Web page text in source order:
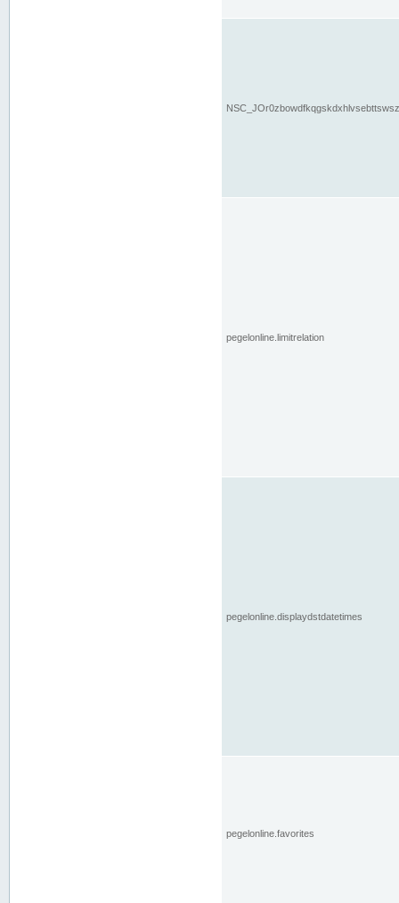
pegelonline.limitrelation
pegelonline.displaydstdatetimes
pegelonline.favorites